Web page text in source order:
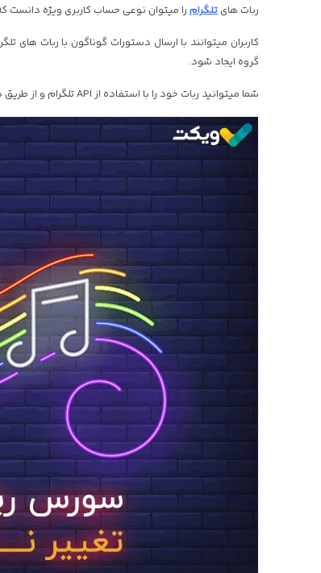
ربات های تلگرام را میتوان نوعی حساب کاربری ویژه دانست
کاربران میتوانند با ارسال دستورات گوناگون با ربات های
گروه ایجاد شود.
شما میتوانید ربات خود را با استفاده از API تلگرام و از طریق درخواست های HTTPS مدیریت کنید.